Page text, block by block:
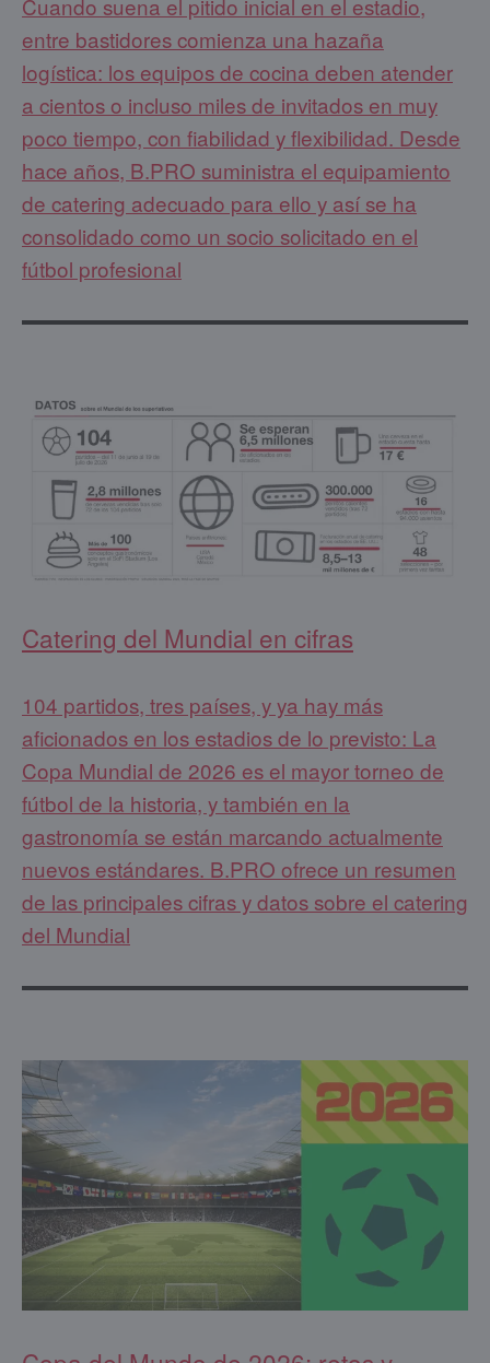
entre bastidores comienza una hazaña
logística: los equipos de cocina deben atender
a cientos o incluso miles de invitados en muy
poco tiempo, con fiabilidad y flexibilidad. Desde
hace años, B.PRO suministra el equipamiento
de catering adecuado para ello y así se ha
consolidado como un socio solicitado en el
fútbol profesional
Catering del Mundial en cifras
104 partidos, tres países, y ya hay más
aficionados en los estadios de lo previsto: La
Copa Mundial de 2026 es el mayor torneo de
fútbol de la historia, y también en la
gastronomía se están marcando actualmente
nuevos estándares. B.PRO ofrece un resumen
de las principales cifras y datos sobre el catering
del Mundial